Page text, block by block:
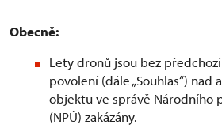
Obecně:
Lety dronů jsou bez
povolení (dále „Souhlas“)
objektu ve správě Národního
(NPÚ) zakázány.